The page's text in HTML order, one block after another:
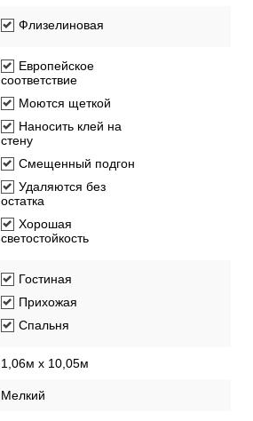
Флизелиновая
Европейское
соответствие
Моются щеткой
Наносить клей на
стену
Смещенный подгон
Удаляются без
остатка
Хорошая
светостойкость
Гостиная
Прихожая
Спальня
1,06м х 10,05м
Мелкий